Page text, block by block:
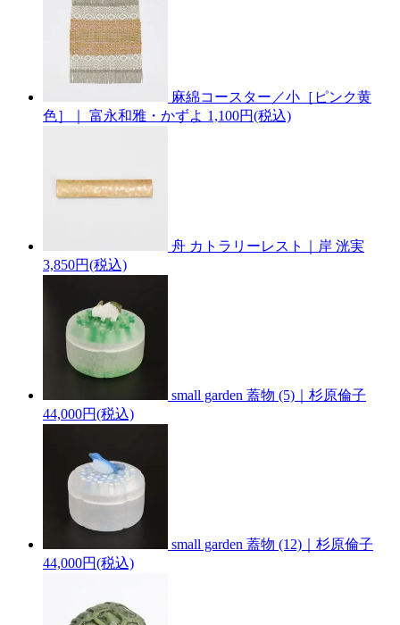
麻綿コースター／小［ピンク黄
色］｜ 富永和雅・かずよ 1,100円(税込)
舟 カトラリーレスト｜岸 洸実
3,850円(税込)
small garden 蓋物 (5)｜杉原倫子
44,000円(税込)
small garden 蓋物 (12)｜杉原倫子
44,000円(税込)